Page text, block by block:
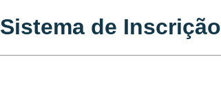
Sistema de Inscrição